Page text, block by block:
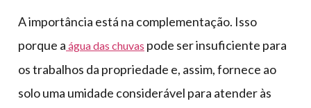
A importância está na complementação. Isso
porque a água das chuvas pode ser insuficiente para
os trabalhos da propriedade e, assim, fornece ao
solo uma umidade considerável para atender às